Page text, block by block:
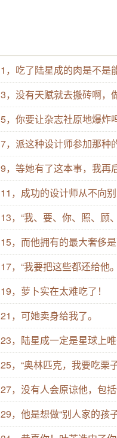
1，吃了陆星成的肉是不是
3，没有天赋就去搬砖啊，
5，你要让杂志社原地爆炸
7，派这种设计师参加那种
9，等她有了这本事，我再
11，成功的设计师从不向
13，“我、要、你、照、顾
15，而他拥有的最大奢侈
17，“我要把这些都还给他
19，萝卜实在太难吃了！
21，可她卖身给我了。
23，陆星成一定是星球上
25，“奥林匹克，我要吃栗
27，没有人会原谅他，包括
29，他是想做“别人家的孩子